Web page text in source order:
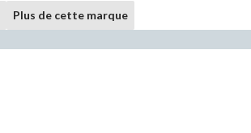
Plus de cette marque